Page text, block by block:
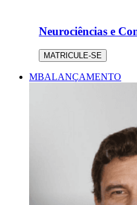
Neurociências e
MATRICULE-SE
MBALANÇAMENTO